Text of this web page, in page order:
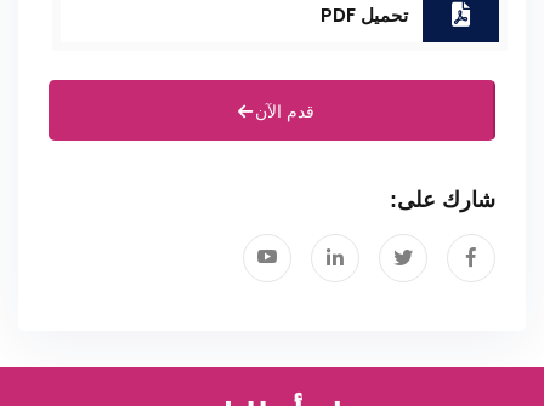
تحميل PDF
قدم الآن
شارك على: